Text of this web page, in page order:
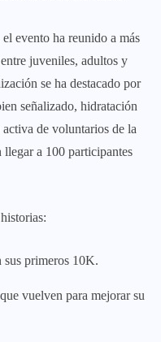
evento ha reunido a más
juveniles, adultos y
se ha destacado por
señalizado, hidratación
de voluntarios de la
llegar a 100 participantes
sus primeros 10K.
vuelven para mejorar su